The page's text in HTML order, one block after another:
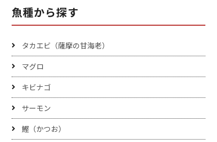
魚種から探す
タカエビ（薩摩の甘海老）
マグロ
キビナゴ
サーモン
鰹（かつお）